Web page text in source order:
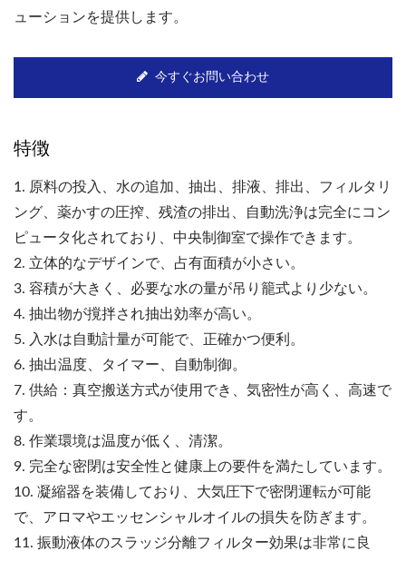
ューションを提供します。
今すぐお問い合わせ
特徴
1. 原料の投入、水の追加、抽出、排液、排出、フィルタリ
ング、薬かすの圧搾、残渣の排出、自動洗浄は完全にコン
ピュータ化されており、中央制御室で操作できます。
2. 立体的なデザインで、占有面積が小さい。
3. 容積が大きく、必要な水の量が吊り籠式より少ない。
4. 抽出物が撹拌され抽出効率が高い。
5. 入水は自動計量が可能で、正確かつ便利。
6. 抽出温度、タイマー、自動制御。
7. 供給：真空搬送方式が使用でき、気密性が高く、高速で
す。
8. 作業環境は温度が低く、清潔。
9. 完全な密閉は安全性と健康上の要件を満たしています。
10. 凝縮器を装備しており、大気圧下で密閉運転が可能
で、アロマやエッセンシャルオイルの損失を防ぎます。
11. 振動液体のスラッジ分離フィルター効果は非常に良